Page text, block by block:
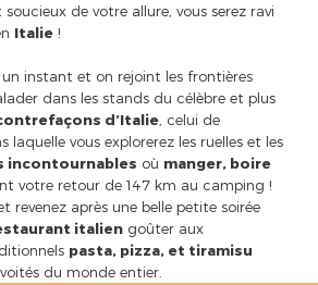
de votre allure, vous serez ravi
Italie !
instant et on rejoint les frontières
dans les stands du célèbre et plus
d’Italie , celui de
laquelle vous explorerez les ruelles et les
où manger, boire
votre retour de 147 km au camping !
revenez après une belle petite soirée
italien goûter aux
pasta, pizza, et tiramisu
du monde entier.